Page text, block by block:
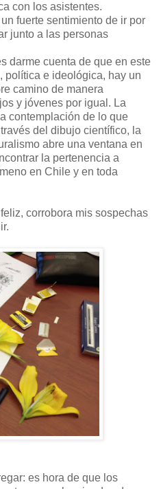
con los asistentes.
fuerte sentimiento de ir por
junto a las personas
darme cuenta de que en este
política e ideológica, hay un
camino de manera
y jóvenes por igual. La
contemplación de lo que
del dibujo científico, la
abre una ventana en
la pertenencia a
en Chile y en toda
corrobora mis sospechas
es hora de que los